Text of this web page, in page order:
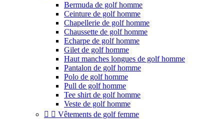
Bermuda de golf homme
Ceinture de golf homme
Chapellerie de golf homme
Chaussette de golf homme
Echarpe de golf homme
Gilet de golf homme
Haut manches longues de golf homme
Pantalon de golf homme
Polo de golf homme
Pull de golf homme
Tee shirt de golf homme
Veste de golf homme
  Vêtements de golf femme